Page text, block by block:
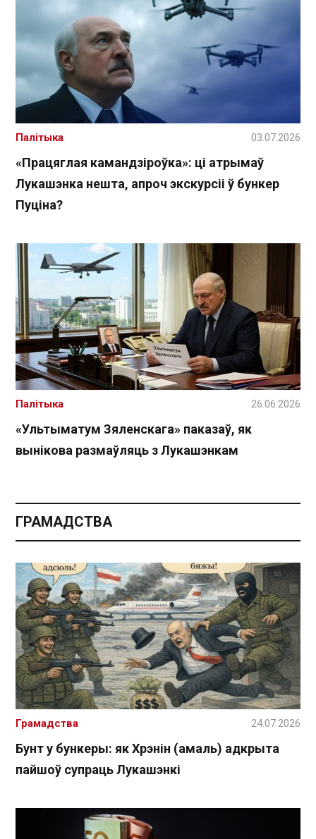
«Працяглая камандзіроўка»: ці атрымаў
Лукашэнка нешта, апроч экскурсіі ў бункер
Пуціна?
Палітыка 03.07.2026
«Ультыматум Зяленскага» паказаў, як
вынікова размаўляць з Лукашэнкам
Палітыка 26.06.2026
ГРАМАДСТВА
Бунт у бункеры: як Хрэнін (амаль) адкрыта
пайшоў супраць Лукашэнкі
Грамадства 24.07.2026